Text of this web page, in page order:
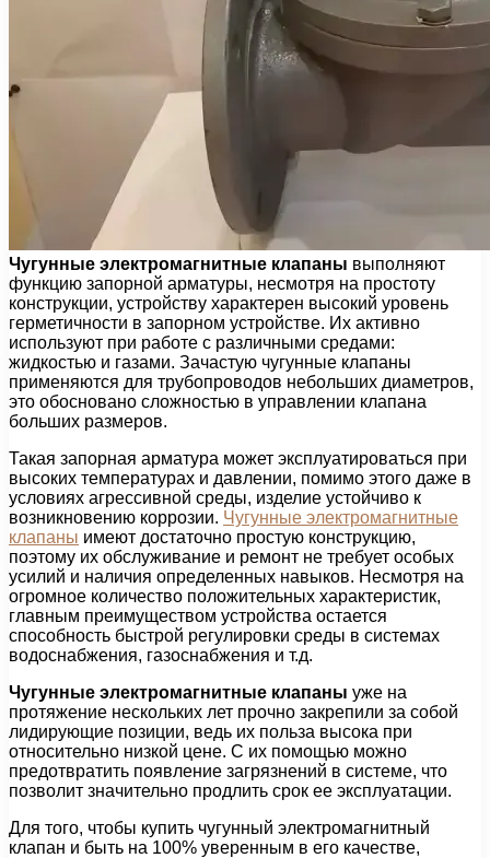
Чугунные электромагнитные клапаны выполняют
функцию запорной арматуры, несмотря на простоту
конструкции, устройству характерен высокий уровень
герметичности в запорном устройстве. Их активно
используют при работе с различными средами:
жидкостью и газами. Зачастую чугунные клапаны
применяются для трубопроводов небольших диаметров,
это обосновано сложностью в управлении клапана
больших размеров.
Такая запорная арматура может эксплуатироваться при
высоких температурах и давлении, помимо этого даже в
условиях агрессивной среды, изделие устойчиво к
возникновению коррозии. Чугунные электромагнитные
клапаны имеют достаточно простую конструкцию,
поэтому их обслуживание и ремонт не требует особых
усилий и наличия определенных навыков. Несмотря на
огромное количество положительных характеристик,
главным преимуществом устройства остается
способность быстрой регулировки среды в системах
водоснабжения, газоснабжения и т.д.
Чугунные электромагнитные клапаны уже на
протяжение нескольких лет прочно закрепили за собой
лидирующие позиции, ведь их польза высока при
относительно низкой цене. С их помощью можно
предотвратить появление загрязнений в системе, что
позволит значительно продлить срок ее эксплуатации.
Для того, чтобы купить чугунный электромагнитный
клапан и быть на 100% уверенным в его качестве,